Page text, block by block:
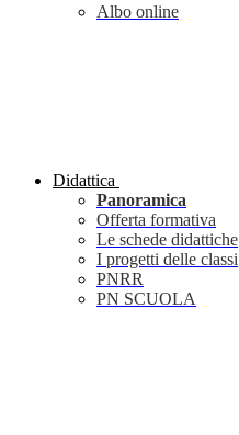
Albo online
Didattica
Panoramica
Offerta formativa
Le schede didattiche
I progetti delle classi
PNRR
PN SCUOLA